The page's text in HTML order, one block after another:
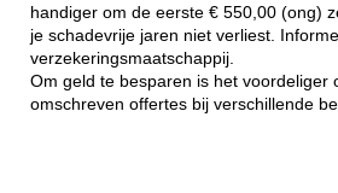
handiger om de eerste € 550,00 (ong)
je schadevrije jaren niet verliest.
verzekeringsmaatschappij.
Om geld te besparen is het voordeliger
omschreven offertes bij verschillende